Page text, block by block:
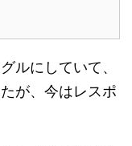
ルにしていて、
が、今はレスポ